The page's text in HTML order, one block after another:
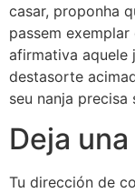
casar, proponha
passem
afirmativa aquele
destasorte
seu nanja precisa
Deja
Tu dirección de